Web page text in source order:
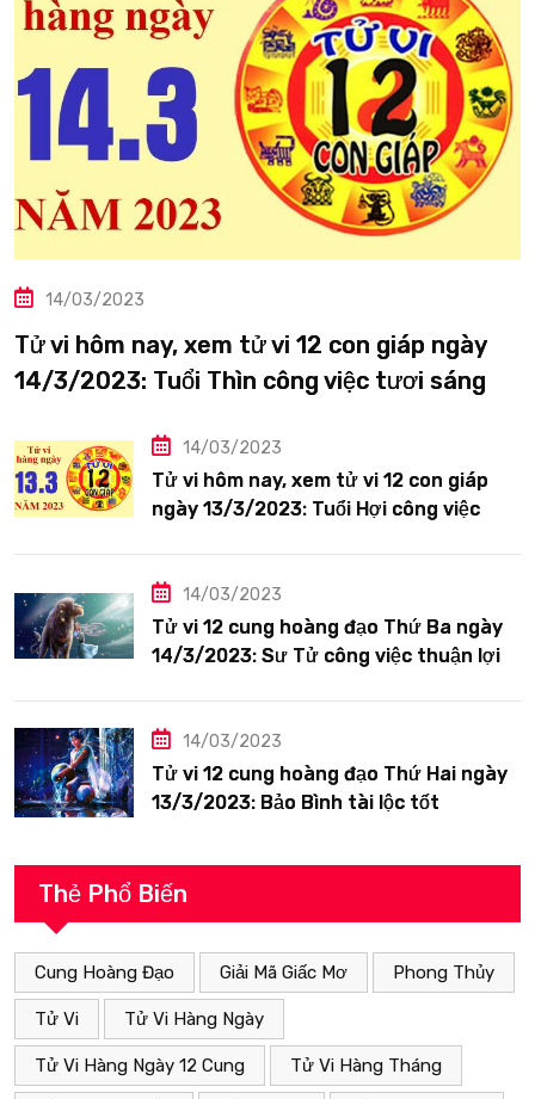
14/03/2023
Tử vi hôm nay, xem tử vi 12 con giáp ngày
14/3/2023: Tuổi Thìn công việc tươi sáng
14/03/2023
Tử vi hôm nay, xem tử vi 12 con giáp
ngày 13/3/2023: Tuổi Hợi công việc
14/03/2023
Tử vi 12 cung hoàng đạo Thứ Ba ngày
14/3/2023: Sư Tử công việc thuận lợi
14/03/2023
Tử vi 12 cung hoàng đạo Thứ Hai ngày
13/3/2023: Bảo Bình tài lộc tốt
Thẻ Phổ Biến
Cung Hoàng Đạo Giải Mã Giấc Mơ Phong Thủy
Tử Vi Tử Vi Hàng Ngày
Tử Vi Hàng Ngày 12 Cung Tử Vi Hàng Tháng